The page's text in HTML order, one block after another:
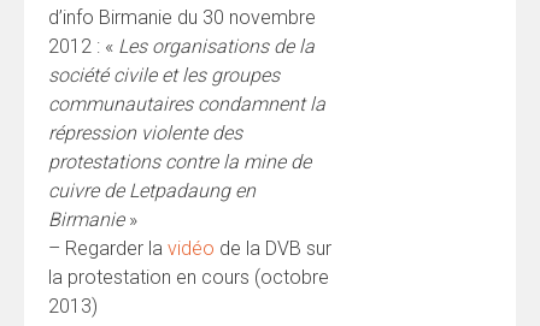
d’info Birmanie du 30 novembre
2012 : « Les organisations de la
société civile et les groupes
communautaires condamnent la
répression violente des
protestations contre la mine de
cuivre de Letpadaung en
Birmanie»
– Regarder la vidéo de la DVB sur
la protestation en cours (octobre
2013)